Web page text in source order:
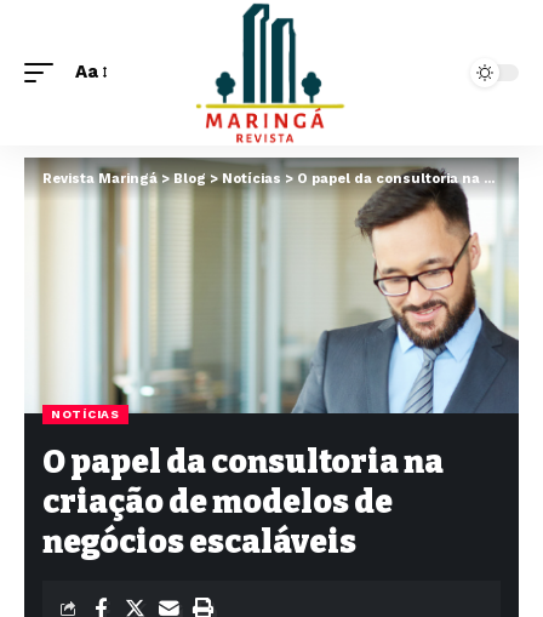
Aa
Revista Maringá>Blog>Notícias>O papel da consultoria na criação de modelos de negócios escaláveis
NOTÍCIAS
O papel da consultoria na
criação de modelos de
negócios escaláveis